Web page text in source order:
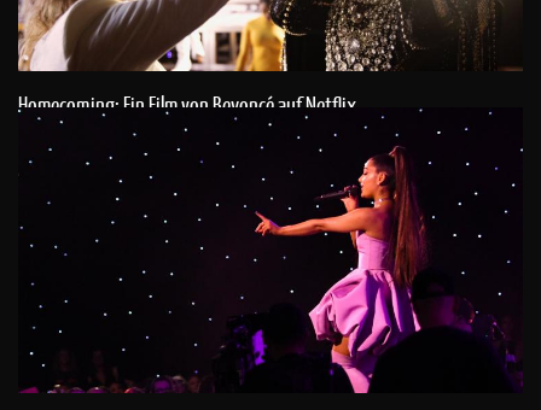
Homecoming: Ein Film von Beyoncé auf Netflix